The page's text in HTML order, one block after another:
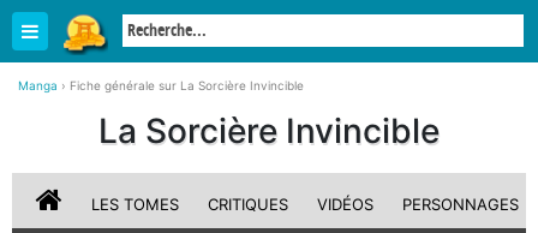
Manga › Fiche générale sur La Sorcière Invincible
La Sorcière Invincible
LES TOMES CRITIQUES VIDÉOS PERSONNAGES